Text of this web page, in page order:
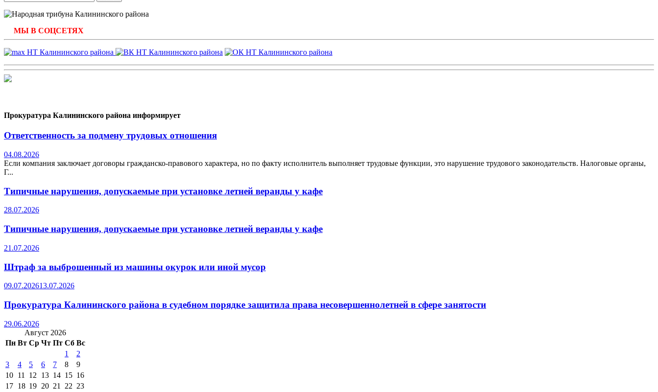
МЫ В СОЦСЕТЯХ
Прокуратура Калининского района информирует
Ответственность за подмену трудовых отношения
04.08.2026
Если компания заключает договоры гражданско-правового характера, но по факту исполнитель выполняет трудовые функции, это нарушение трудового законодательств. Налоговые органы,
Г...
Типичные нарушения, допускаемые при установке летней веранды у кафе
28.07.2026
Типичные нарушения, допускаемые при установке летней веранды у кафе
21.07.2026
Штраф за выброшенный из машины окурок или иной мусор
09.07.202613.07.2026
Прокуратура Калининского района в судебном порядке защитила права несовершеннолетней в сфере занятости
29.06.2026
Август 2026
Пн Вт Ср Чт Пт Сб Вс
1
2
3
4 5 6 7 8
9
10 11 12 13 14 15 16
17 18 19 20 21 22 23